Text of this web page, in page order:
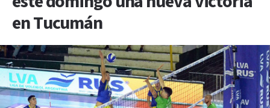
en Tucumán